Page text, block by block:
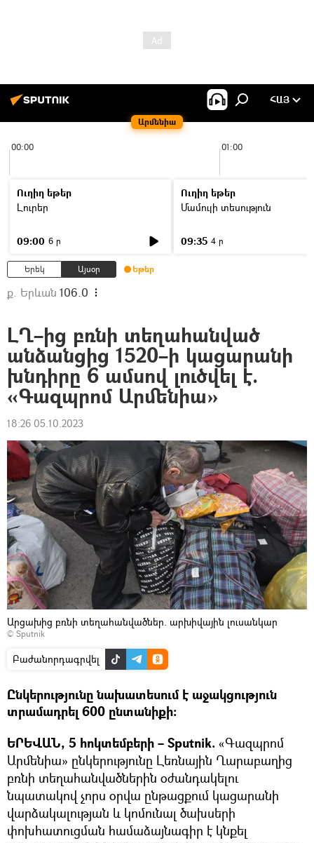
Արմենիա
ՀԱՅ
00:00 01:00
Ուղիղ եթեր
Լուրեր
09:00 6 ր
Ուղիղ եթեր
Մամուլի տեսություն
09:35 4 ր
Երեկ Այսօր Եթեր
ք. Երևան 106.0
ԼՂ–ից բռնի տեղահանված
անձանցից 1520–ի կացարանի
խնդիրը 6 ամսով լուծվել է.
«Գազպրոմ Արմենիա»
18:26 05.10.2023
Արցախից բռնի տեղահանվածներ. արխիվային լուսանկար
© Sputnik
Բաժանորդագրվել
Ընկերությունը նախատեսում է աջակցություն
տրամադրել 600 ընտանիքի:
ԵՐԵՎԱՆ, 5 հոկտեմբերի – Sputnik. «Գազպրոմ
Արմենիա» ընկերությունը Լեռնային Ղարաբաղից
բռնի տեղահանվածներին օժանդակելու
նպատակով չորս օրվա ընթացքում կացարանի
վարձակալության և կոմունալ ծախսերի
փոխհատուցման համաձայնագիր է կնքել